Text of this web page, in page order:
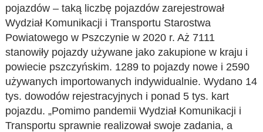
pojazdów – taką liczbę pojazdów zarejestrował
Wydział Komunikacji i Transportu Starostwa
Powiatowego w Pszczynie w 2020 r. Aż 7111
stanowiły pojazdy używane jako zakupione w kraju i
powiecie pszczyńskim. 1289 to pojazdy nowe i 2590
używanych importowanych indywidualnie. Wydano 14
tys. dowodów rejestracyjnych i ponad 5 tys. kart
pojazdu. „Pomimo pandemii Wydział Komunikacji i
Transportu sprawnie realizował swoje zadania, a